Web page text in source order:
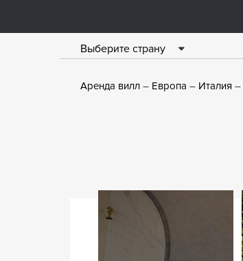
Выберите страну
Аренда вилл Европа Италия